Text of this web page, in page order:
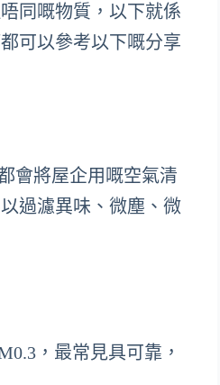
同嘅物質，以下就係
可以參考以下嘅分享
會將屋企用嘅空氣清
過濾異味、微塵、微
，最常見具可靠，